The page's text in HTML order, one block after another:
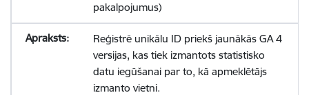
pakalpojumus)
Reģistrē unikālu ID priekš jaunākās GA 4
versijas, kas tiek izmantots statistisko
datu iegūšanai par to, kā apmeklētājs
izmanto vietni.